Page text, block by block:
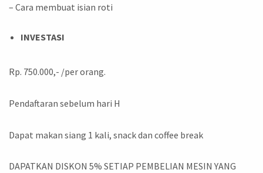
– Cara membuat isian roti
INVESTASI
Rp. 750.000,- /per orang.
Pendaftaran sebelum hari H
Dapat makan siang 1 kali, snack dan coffee break
DAPATKAN DISKON 5% SETIAP PEMBELIAN MESIN YANG